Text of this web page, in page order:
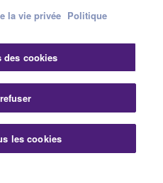
Conditions d'utilisation
Politique relative aux cookies
légales
la vie privée Politique
des cookies
les cookies